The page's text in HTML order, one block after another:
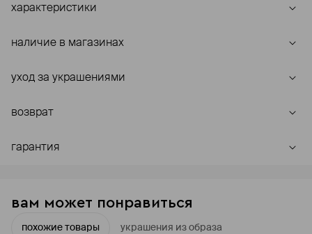
характеристики
наличие в магазинах
уход за украшениями
возврат
гарантия
вам может понравиться
похожие товары украшения из образа